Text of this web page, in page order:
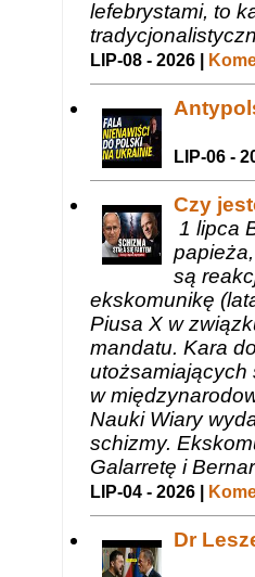
lefebrystami, to
LIP-08 - 2026 |
LIP-06 -
Czy
1 lipca
są
ekskomunikę
Piusa X w
mandatu. Kara
utożsamiających
w
Nauki Wiary
schizmy.
Galarretę i
LIP-04 - 2026 |
Dr